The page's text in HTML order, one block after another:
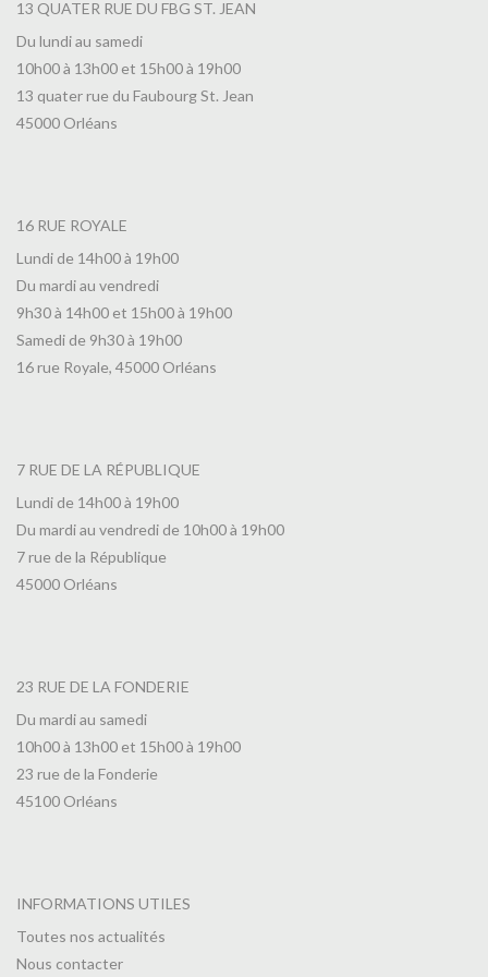
13 QUATER RUE DU FBG ST. JEAN
Du lundi au samedi
10h00 à 13h00 et 15h00 à 19h00
13 quater rue du Faubourg St. Jean
45000 Orléans
16 RUE ROYALE
Lundi de 14h00 à 19h00
Du mardi au vendredi
9h30 à 14h00 et 15h00 à 19h00
Samedi de 9h30 à 19h00
16 rue Royale, 45000 Orléans
7 RUE DE LA RÉPUBLIQUE
Lundi de 14h00 à 19h00
Du mardi au vendredi de 10h00 à 19h00
7 rue de la République
45000 Orléans
23 RUE DE LA FONDERIE
Du mardi au samedi
10h00 à 13h00 et 15h00 à 19h00
23 rue de la Fonderie
45100 Orléans
INFORMATIONS UTILES
Toutes nos actualités
Nous contacter